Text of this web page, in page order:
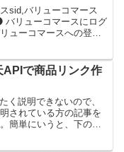
sid,バリューコマース
バリューコマースにログ
ューコマースへの登録
に提携済みであれば、
で商品リンク作
く説明できないので、
されている方の記事を
簡単にいうと、下のよ